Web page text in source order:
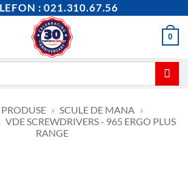
: 021.310.67.56
0
PRODUSE » SCULE DE MANA »
VDE SCREWDRIVERS - 965 ERGO PLUS
RANGE